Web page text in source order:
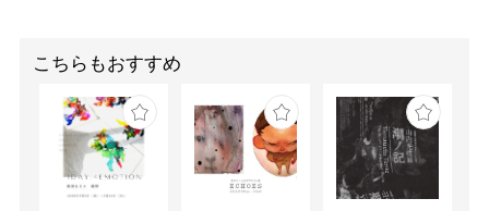
こちらもおすすめ